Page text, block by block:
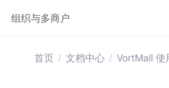
首页 / 文档中心 / VortMall 使
组织与多商户